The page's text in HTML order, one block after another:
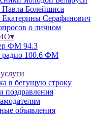
Павла Болейшиса
Екатерины Серафинович
о личном
ФМ 94.3
радио 100.6 ФМ
в бегущую строку
поздравления
объявления